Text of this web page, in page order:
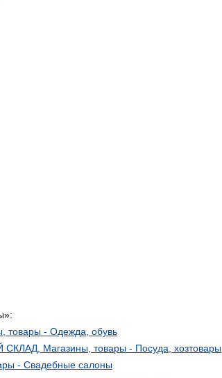
- Одежда, обувь
Магазины, товары - Посуда, хозтовары
- Свадебные салоны